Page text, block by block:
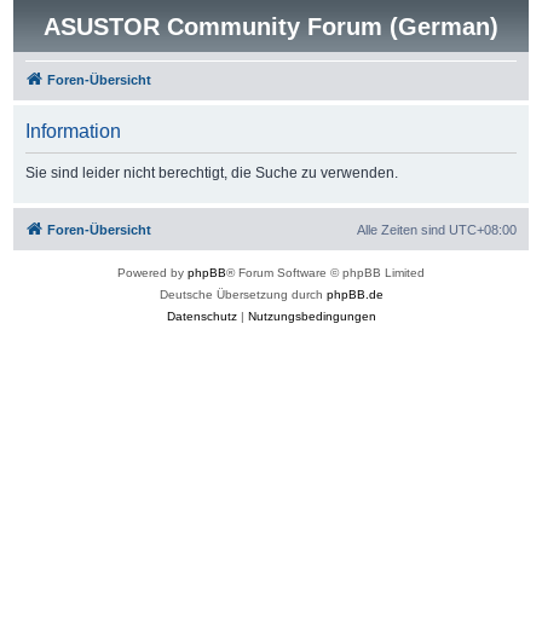
ASUSTOR Community Forum (German)
Foren-Übersicht
Information
Sie sind leider nicht berechtigt, die Suche zu verwenden.
Foren-Übersicht Alle Zeiten sind UTC+08:00
Powered by phpBB® Forum Software © phpBB Limited
Deutsche Übersetzung durch phpBB.de
Datenschutz| Nutzungsbedingungen